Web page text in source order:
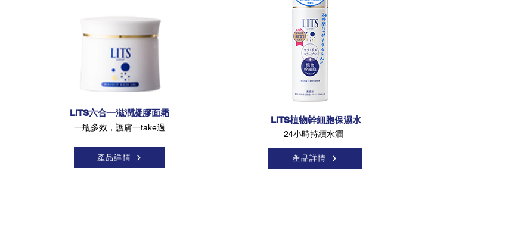
LITS植物幹細胞保濕水
24小時持續水潤
產品詳情
LITS六合一滋潤凝膠面霜
一瓶多效，護膚一take過
產品詳情